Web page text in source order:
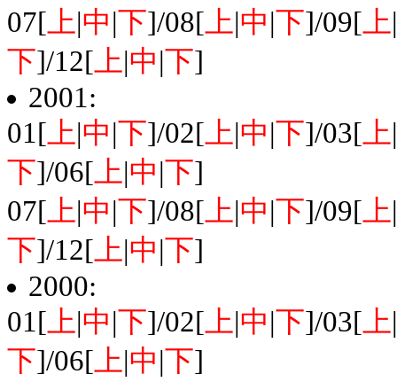
07[ 上|中|下]/08[ 上|中|下]/09[ 上|
下]/12[ 上|中|下]
2001:
01[ 上|中|下]/02[ 上|中|下]/03[ 上|
下]/06[ 上|中|下]
07[ 上|中|下]/08[ 上|中|下]/09[ 上|
下]/12[ 上|中|下]
2000:
01[ 上|中|下]/02[ 上|中|下]/03[ 上|
下]/06[ 上|中|下]